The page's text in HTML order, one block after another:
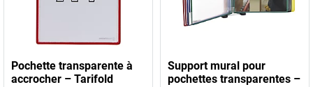
Pochette transparente à
accrocher – Tarifold
Support mural pour
pochettes transparentes –